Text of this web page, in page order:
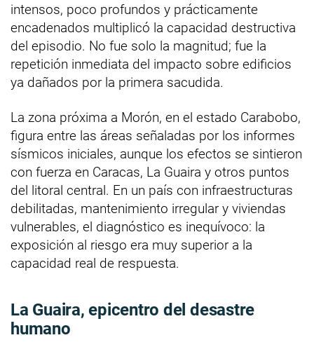
intensos, poco profundos y prácticamente
encadenados multiplicó la capacidad destructiva
del episodio. No fue solo la magnitud; fue la
repetición inmediata del impacto sobre edificios
ya dañados por la primera sacudida.
La zona próxima a Morón, en el estado Carabobo,
figura entre las áreas señaladas por los informes
sísmicos iniciales, aunque los efectos se sintieron
con fuerza en Caracas, La Guaira y otros puntos
del litoral central. En un país con infraestructuras
debilitadas, mantenimiento irregular y viviendas
vulnerables, el diagnóstico es inequívoco: la
exposición al riesgo era muy superior a la
capacidad real de respuesta.
La Guaira, epicentro del desastre
humano